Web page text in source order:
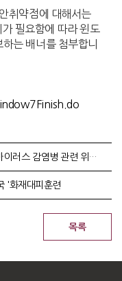
취약점에 대해서는
필요함에 따라 윈도
는 배너를 첨부합니
병 관련 위기대응 매뉴얼 알림
'화재대피훈련